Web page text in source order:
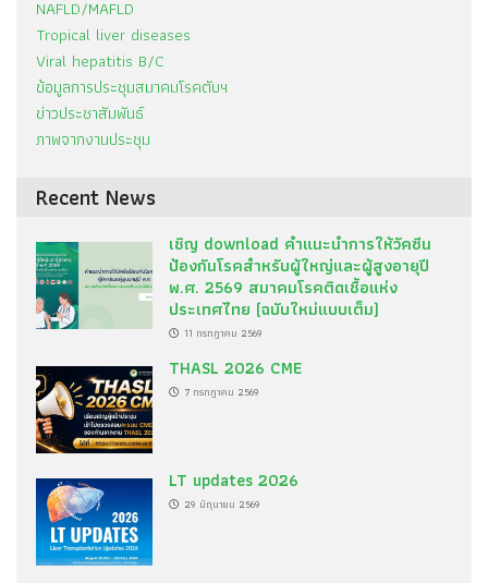
NAFLD/MAFLD
Tropical liver diseases
Viral hepatitis B/C
ข้อมูลการประชุมสมาคมโรคตับฯ
ข่าวประชาสัมพันธ์
ภาพจากงานประชุม
Recent News
เชิญ download คำแนะนำการให้วัคซีน
ป้องกันโรคสำหรับผู้ใหญ่และผู้สูงอายุปี
พ.ศ. 2569 สมาคมโรคติดเชื้อแห่ง
ประเทศไทย (ฉบับใหม่แบบเต็ม)
11 กรกฎาคม 2569
THASL 2026 CME
7 กรกฎาคม 2569
LT updates 2026
29 มิถุนายน 2569